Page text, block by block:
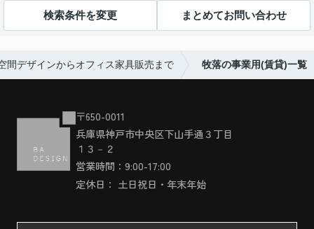
検索条件を変更 まとめてお問い合わせ
間デザインからオフィス家具販売まで 牧落の事業用(賃貸)一覧
〒650-0011
兵庫県神戸市中央区下山手通３丁目
１３－２
営業時間：9:00-17:00
定休日： 土日祝日・年末年始